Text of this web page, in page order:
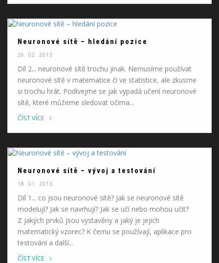
Neuronové sítě – hledání pozice
26. 02. 2013
Díl 2... neuronové sítě trochu jinak. Nemusíme používat
neuronové sítě v matematice či ve statistice, ale zkusme
si trochu hrát. Podívejme se jak vypadá učení neuronové
sítě, které můžeme sledovat očima...
ČÍST VÍCE
Neuronové sítě – vývoj a testování
18. 01. 2013
Díl 1... co jsou neuronové sítě? Jak se neuronové sítě
modelují? Jak se navrhují? Jak se učí nebo mohou učit?
Z jakých prvků jsou vystavěny a jaký je jejich
matematický vzorec? K čemu se používají, aplikace pro
testování a další...
ČÍST VÍCE